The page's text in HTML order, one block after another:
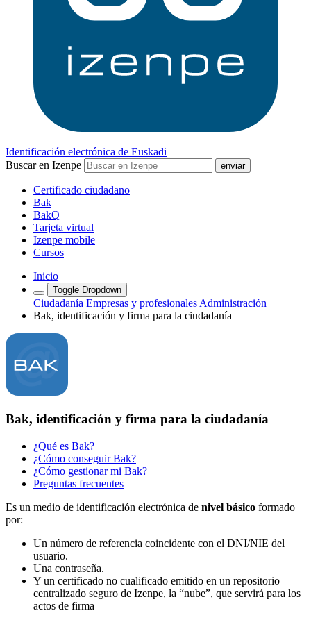
Identificación electrónica de Euskadi
Buscar en Izenpe
Certificado ciudadano
Bak
BakQ
Tarjeta virtual
Izenpe mobile
Cursos
Inicio
Toggle Dropdown
Ciudadanía Empresas y profesionales Administración
Bak, identificación y firma para la ciudadanía
Bak, identificación y firma para la ciudadanía
¿Qué es Bak?
¿Cómo conseguir Bak?
¿Cómo gestionar mi Bak?
Preguntas frecuentes
Es un medio de identificación electrónica de nivel básico formado
por:
Un número de referencia coincidente con el DNI/NIE del
usuario.
Una contraseña.
Y un certificado no cualificado emitido en un repositorio
centralizado seguro de Izenpe, la “nube”, que servirá para los
actos de firma